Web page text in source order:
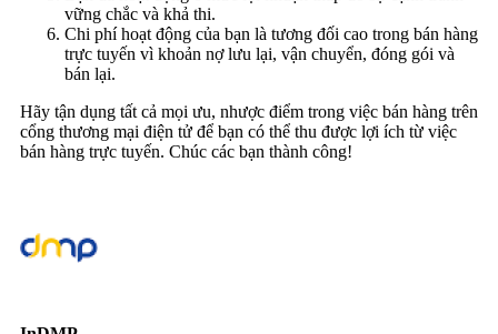
vững chắc và khả thi.
Chi phí hoạt động của bạn là tương đối cao trong bán hàng
trực tuyến vì khoản nợ lưu lại, vận chuyển, đóng gói và
bán lại.
Hãy tận dụng tất cả mọi ưu, nhược điểm trong việc bán hàng trên
cổng thương mại điện tử để bạn có thể thu được lợi ích từ việc
bán hàng trực tuyến. Chúc các bạn thành công!